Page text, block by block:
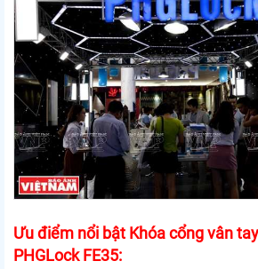
Ưu điểm nổi bật Khóa cổng vân
PHGLock FE35: